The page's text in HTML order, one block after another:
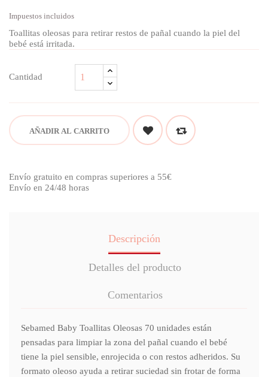
Impuestos incluidos
Toallitas oleosas para retirar restos de pañal cuando la piel del
bebé está irritada.
Cantidad
AÑADIR AL CARRITO
Envío gratuito en compras superiores a 55€
Envío en 24/48 horas
Descripción
Detalles del producto
Comentarios
Sebamed Baby Toallitas Oleosas 70 unidades están
pensadas para limpiar la zona del pañal cuando el bebé
tiene la piel sensible, enrojecida o con restos adheridos. Su
formato oleoso ayuda a retirar suciedad sin frotar de forma